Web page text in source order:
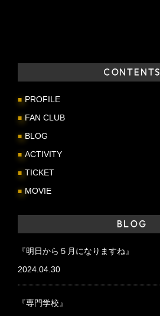
CONTENTS
PROFILE
FAN CLUB
BLOG
ACTIVITY
TICKET
MOVIE
BLOG
『明日から５月になりますね』
2024.04.30
『専門学校』